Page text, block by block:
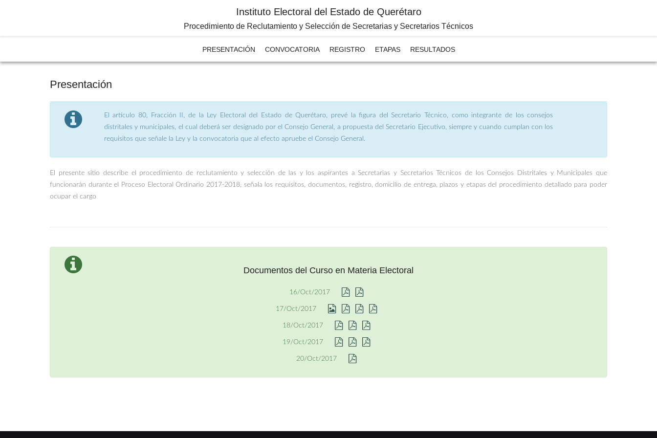
Instituto Electoral del Estado de Querétaro
Procedimiento de Reclutamiento y Selección de Secretarias y Secretarios Técnicos
PRESENTACIÓN CONVOCATORIA REGISTRO ETAPAS RESULTADOS
Presentación
El artículo 80, Fracción II, de la Ley Electoral del Estado de Querétaro, prevé la figura del Secretario Técnico, como integrante de los consejos
distritales y municipales, el cual deberá ser designado por el Consejo General, a propuesta del Secretario Ejecutivo, siempre y cuando cumplan con los
requisitos que señale la Ley y la convocatoria que al efecto apruebe el Consejo General.
El presente sitio describe el procedimiento de reclutamiento y selección de las y los aspirantes a Secretarias y Secretarios Técnicos de los Consejos Distritales y Municipales que
funcionarán durante el Proceso Electoral Ordinario 2017-2018, señala los requisitos, documentos, registro, domicilio de entrega, plazos y etapas del procedimiento detallado para poder
ocupar el cargo
Documentos del Curso en Materia Electoral
16/Oct/2017
17/Oct/2017
18/Oct/2017
19/Oct/2017
20/Oct/2017